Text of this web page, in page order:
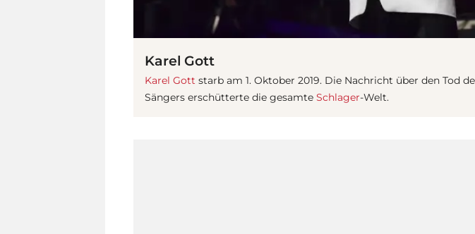
Karel Gott
Karel Gott starb am 1. Oktober 2019. Die Nachricht über den Tod
Sängers erschütterte die gesamte Schlager-Welt.